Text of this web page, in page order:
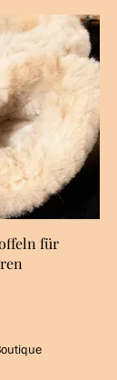
für